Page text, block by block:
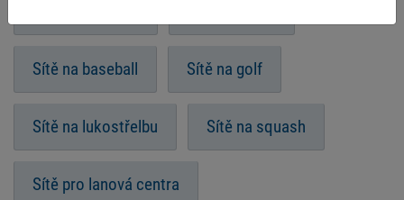
Sítě na baseball Sítě na golf
Sítě na lukostřelbu Sítě na squash
Sítě pro lanová centra